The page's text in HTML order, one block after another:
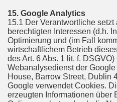
15. Google Analytics
15.1 Der Verantwortliche
berechtigten Interessen (d.h.
Optimierung und (im Fall
wirtschaftlichem Betrieb
des Art. 6 Abs. 1 lit. f.
Webanalysedienst der
House, Barrow Street, Dublin
Google verwendet Cookies.
erzeugten Informationen über